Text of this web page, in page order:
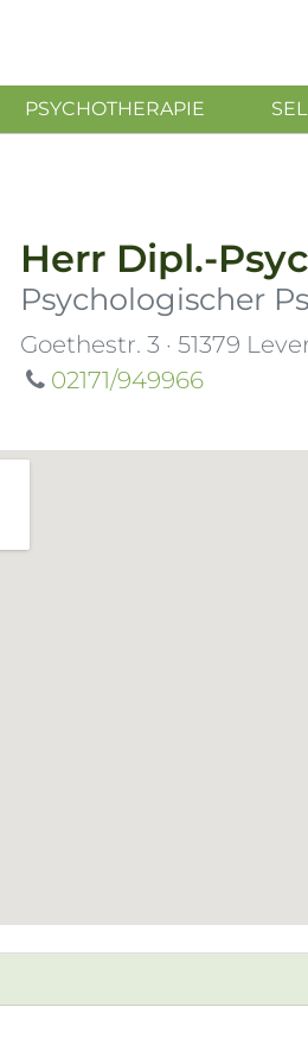
PSYCHOTHERAPIE
Herr Dipl.-
Psychologischer
Goethestr. 3 · 51379
02171/949966